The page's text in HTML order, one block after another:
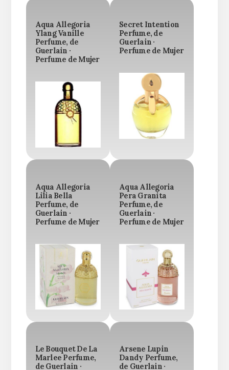
Aqua Allegoria
Ylang Vanille
Perfume, de
Guerlain ·
Perfume de Mujer
Secret Intention
Perfume, de
Guerlain ·
Perfume de Mujer
Aqua Allegoria
Lilia Bella
Perfume, de
Guerlain ·
Perfume de Mujer
Aqua Allegoria
Pera Granita
Perfume, de
Guerlain ·
Perfume de Mujer
Le Bouquet De La
Marlee Perfume,
de Guerlain ·
Arsene Lupin
Dandy Perfume,
de Guerlain ·